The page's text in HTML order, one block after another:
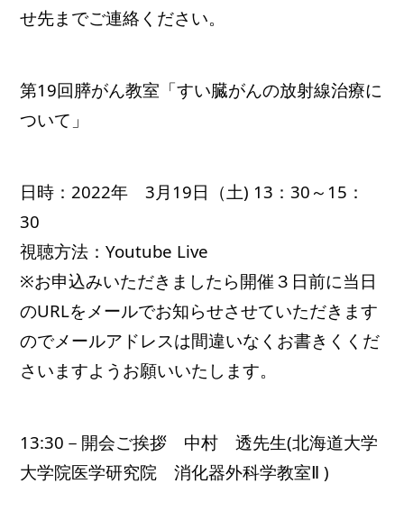
せ先までご連絡ください。
第19回膵がん教室 「すい臓がんの放射線治療に
ついて」
日時：2022年　3月19日（土) 13：30～15：
30
視聴方法：Youtube Live
※お申込みいただきましたら開催３日前に当日
のURLをメールでお知らせさせていただきます
のでメールアドレスは間違いなくお書きくくだ
さいますようお願いいたします。
13:30－開会ご挨拶　中村　透先生(北海道大学
大学院医学研究院　消化器外科学教室Ⅱ )